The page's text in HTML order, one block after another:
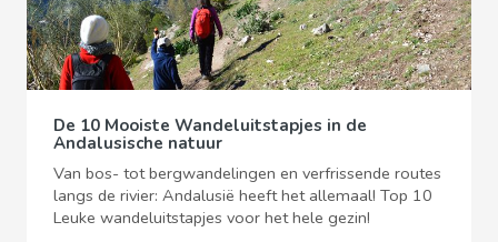
De 10 Mooiste Wandeluitstapjes in de
Andalusische natuur
Van bos- tot bergwandelingen en verfrissende routes
langs de rivier: Andalusië heeft het allemaal! Top 10
Leuke wandeluitstapjes voor het hele gezin!